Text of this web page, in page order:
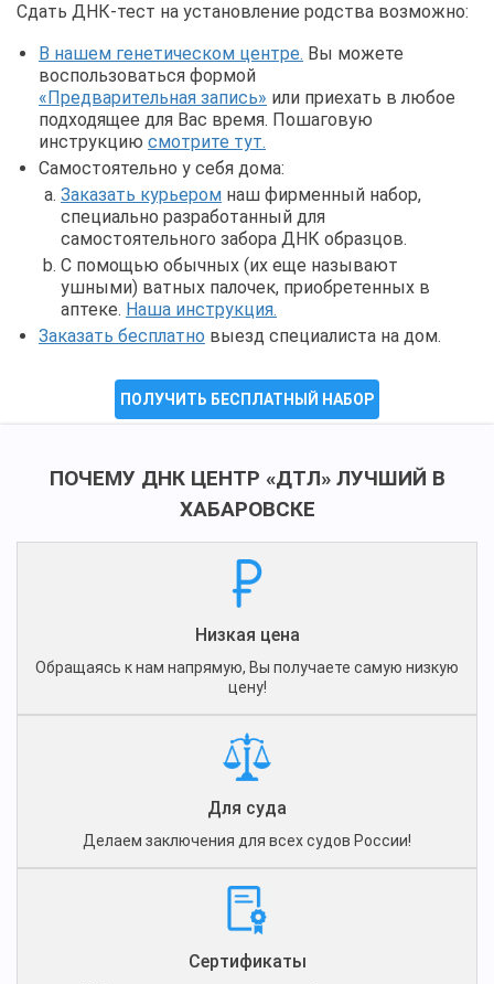
Сдать ДНК-тест на установление родства возможно:
В нашем генетическом центре. Вы можете
воспользоваться формой
«Предварительная запись» или приехать в любое
подходящее для Вас время. Пошаговую
инструкцию смотрите тут.
Самостоятельно у себя дома:
Заказать курьером наш фирменный набор,
специально разработанный для
самостоятельного забора ДНК образцов.
С помощью обычных (их еще называют
ушными) ватных палочек, приобретенных в
аптеке. Наша инструкция.
Заказать бесплатно выезд специалиста на дом.
ПОЛУЧИТЬ БЕСПЛАТНЫЙ НАБОР
ПОЧЕМУ ДНК ЦЕНТР «ДТЛ» ЛУЧШИЙ В
ХАБАРОВСКЕ
Низкая цена
Обращаясь к нам напрямую, Вы получаете самую низкую
цену!
Для суда
Делаем заключения для всех судов России!
Сертификаты